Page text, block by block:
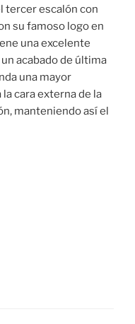
tercer escalón con
su famoso logo en
una excelente
acabado de última
una mayor
cara externa de la
manteniendo así el